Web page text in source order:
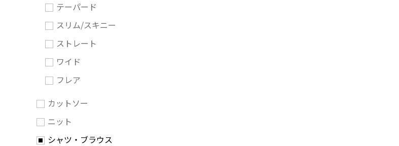
テーパード
スリム/スキニー
ストレート
ワイド
フレア
カットソー
ニット
シャツ・ブラウス